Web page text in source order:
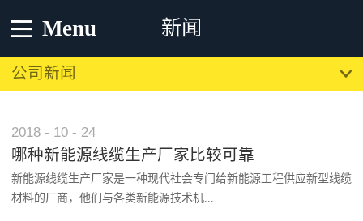
新闻
Menu
公司新闻
2018 - 10 - 24
哪种新能源线缆生产厂家比较可靠
新能源线缆生产厂家是一种现代社会专门给新能源工程供应新型线缆
材料的厂商，他们与各类新能源技术机...